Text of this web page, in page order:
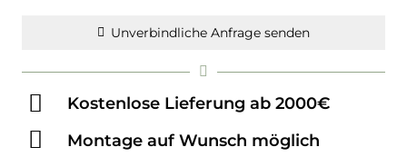
Unverbindliche Anfrage senden
Kostenlose Lieferung ab 2000€
Montage auf Wunsch möglich